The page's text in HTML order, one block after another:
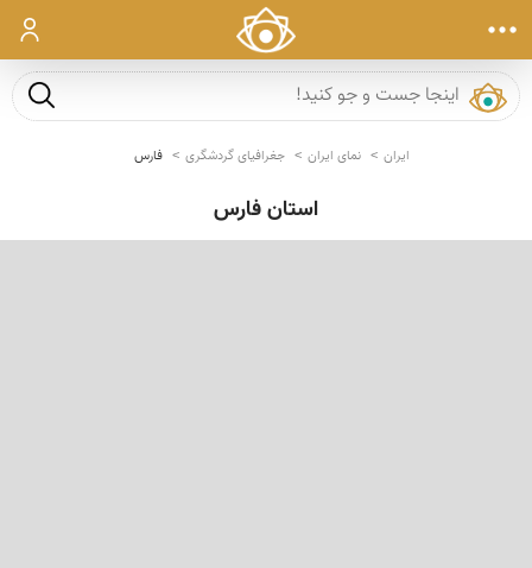
ورود
جست و
ایران نمای ایران جغرافیای گردشگری فارس
استان فارس